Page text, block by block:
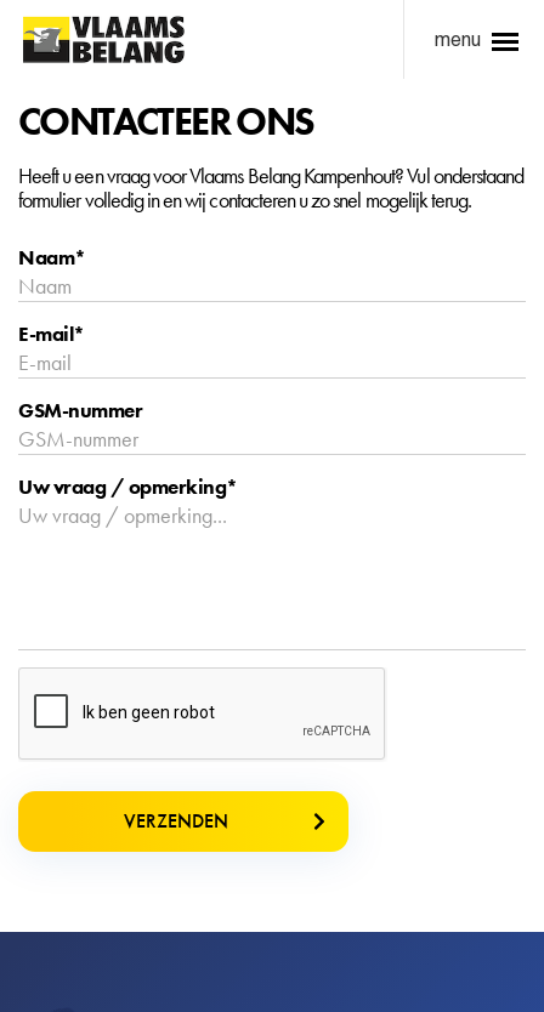
menu
CONTACTEER ONS
Heeft u een vraag voor Vlaams Belang Kampenhout? Vul onderstaand
formulier volledig in en wij contacteren u zo snel mogelijk terug.
Naam*
E-mail*
GSM-nummer
Uw vraag / opmerking*
VERZENDEN